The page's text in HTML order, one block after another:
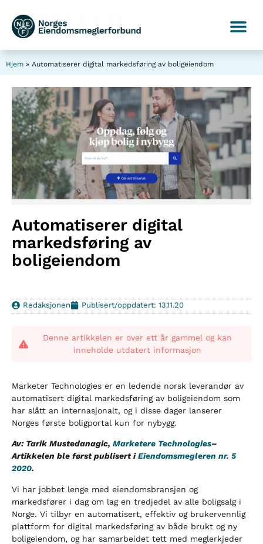
Hjem » Automatiserer digital markedsføring av boligeiendom
Automatiserer digital
markedsføring av
boligeiendom
Redaksjonen Publisert/oppdatert: 13.11.20
Denne artikkelen er over ett år gammel og kan
inneholde utdatert informasjon
Marketer Technologies er en ledende norsk leverandør av
automatisert digital markedsføring av boligeiendom som
har slått an internasjonalt, og i disse dager lanserer
Norges første boligportal kun for nybygg.
Av: Tarik Mustedanagic, Marketere Technologies–
Artikkelen ble først publisert iEiendomsmegleren nr. 5
2020.
Vi har jobbet lenge med eiendomsbransjen og
markedsfører i dag om lag en tredjedel av alle boligsalg i
Norge. Vi tilbyr en automatisert, effektiv og brukervennlig
plattform for digital markedsføring av både brukt og ny
boligeiendom, og har samarbeidet tett med meglerkjeder